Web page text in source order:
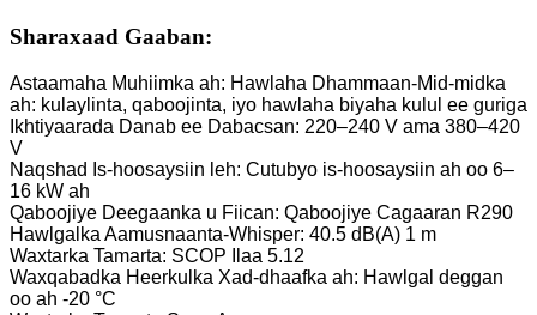
Sharaxaad Gaaban:
Astaamaha Muhiimka ah: Hawlaha Dhammaan-Mid-midka
ah: kulaylinta, qaboojinta, iyo hawlaha biyaha kulul ee guriga
Ikhtiyaarada Danab ee Dabacsan: 220–240 V ama 380–420
V
Naqshad Is-hoosaysiin leh: Cutubyo is-hoosaysiin ah oo 6–
16 kW ah
Qaboojiye Deegaanka u Fiican: Qaboojiye Cagaaran R290
Hawlgalka Aamusnaanta-Whisper: 40.5 dB(A) 1 m
Waxtarka Tamarta: SCOP Ilaa 5.12
Waxqabadka Heerkulka Xad-dhaafka ah: Hawlgal deggan
oo ah -20 °C